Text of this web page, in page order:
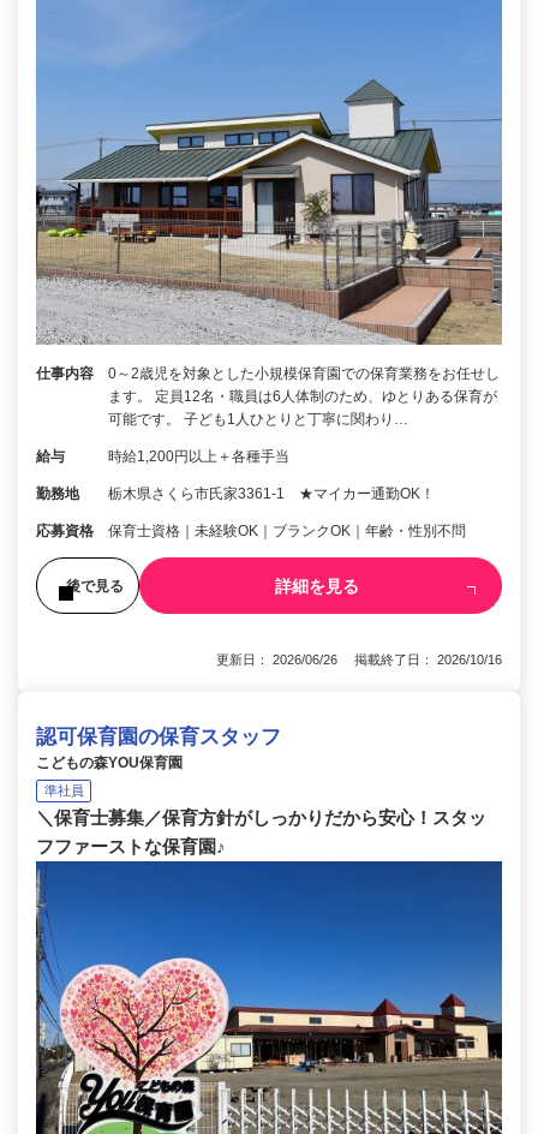
仕事内容
0～2歳児を対象とした小規模保育園での保育業務をお任せし
ます。 定員12名・職員は6人体制のため、ゆとりある保育が
可能です。 子ども1人ひとりと丁寧に関わり…
給与 時給1,200円以上＋各種手当
勤務地 栃木県さくら市氏家3361‐1 ★マイカー通勤OK！
応募資格 保育士資格｜未経験OK｜ブランクOK｜年齢・性別不問
後で見る 詳細を見る
更新日： 2026/06/26 掲載終了日： 2026/10/16
認可保育園の保育スタッフ
こどもの森YOU保育園
準社員
＼保育士募集／保育方針がしっかりだから安心！スタッ
フファーストな保育園♪